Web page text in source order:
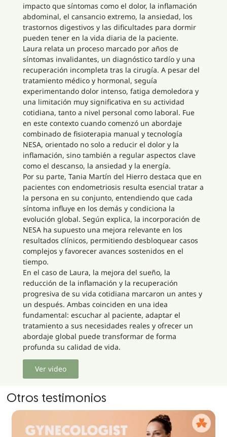
impacto que síntomas como el dolor, la inflamación
abdominal, el cansancio extremo, la ansiedad, los
trastornos digestivos y las dificultades para dormir
pueden tener en la vida diaria de la paciente.
Laura relata un proceso marcado por años de
síntomas invalidantes, un diagnóstico tardío y una
recuperación incompleta tras la cirugía. A pesar del
tratamiento médico y hormonal, seguía
experimentando dolor intenso, fatiga demoledora y
una limitación muy significativa en su actividad
cotidiana, tanto a nivel personal como laboral. Fue
en este contexto cuando comenzó un abordaje
combinado de fisioterapia manual y tecnología
NESA, orientado no solo a reducir el dolor y la
inflamación, sino también a regular aspectos clave
como el descanso, la ansiedad y la energía.
Por su parte, Tania Martín del Hierro destaca que en
pacientes con endometriosis resulta esencial tratar a
la persona en su conjunto, entendiendo que cada
síntoma influye en los demás y condiciona la
evolución global. Según explica, la incorporación de
NESA ha supuesto una mejora relevante en los
resultados clínicos, permitiendo desbloquear casos
complejos y favorecer avances sostenidos en el
tiempo.
En el caso de Laura, la mejora del sueño, la
reducción de la inflamación y la recuperación
progresiva de su vida cotidiana marcaron un antes y
un después. Ambas coinciden en una idea
fundamental: escuchar al paciente, adaptar el
tratamiento a sus necesidades reales y ofrecer un
abordaje global puede transformar de forma
profunda su calidad de vida.
Ver video
Otros testimonios